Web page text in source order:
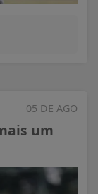
05 DE AGO
um